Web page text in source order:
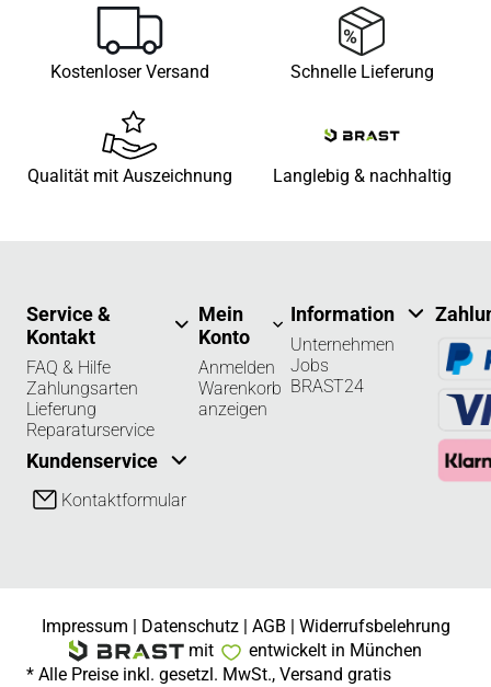
Kostenloser Versand Schnelle Lieferung
Qualität mit Auszeichnung Langlebig & nachhaltig
Service &
Kontakt
FAQ & Hilfe
Zahlungsarten
Lieferung
Reparaturservice
Kundenservice
Kontaktformular
Mein
Konto
Anmelden
Warenkorb
anzeigen
Information
Unternehmen
Jobs
BRAST24
Impressum | Datenschutz| AGB | Widerrufsbelehrung
mit
entwickelt in München
* Alle Preise inkl. gesetzl. MwSt., Versand gratis